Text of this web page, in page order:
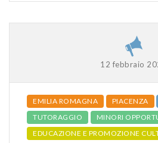
12 febbraio
EMILIA ROMAGNA PIACENZA
TUTORAGGIO
MINORI
EDUCAZIONE E PROMOZIONE